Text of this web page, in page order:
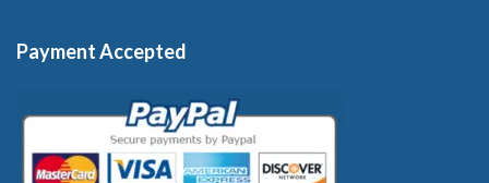
Payment Accepted